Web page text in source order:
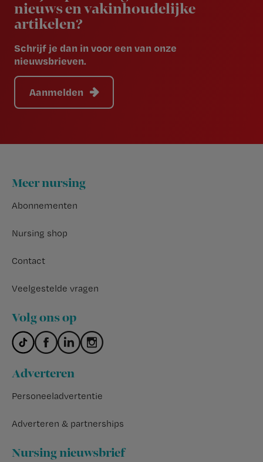
nieuws en vakinhoudelijke
artikelen?
Schrijf je dan in voor een van onze
nieuwsbrieven.
Aanmelden
Footer
Meer nursing
Abonnementen
Nursing shop
Contact
Veelgestelde vragen
Volg ons op
Adverteren
Personeeladvertentie
Adverteren & partnerships
Nursing nieuwsbrief